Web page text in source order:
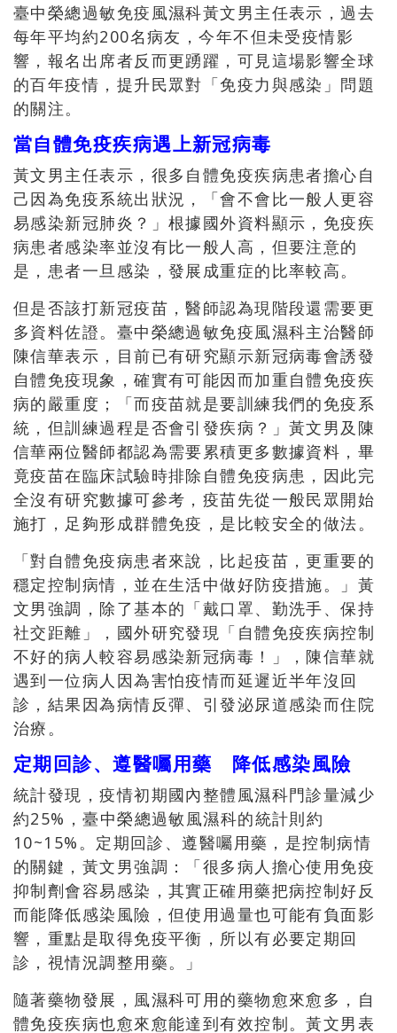
臺中榮總過敏免疫風濕科黃文男主任表示，過去
每年平均約200名病友，今年不但未受疫情影
響，報名出席者反而更踴躍，可見這場影響全球
的百年疫情，提升民眾對「免疫力與感染」問題
的關注。
當自體免疫疾病遇上新冠病毒
黃文男主任表示，很多自體免疫疾病患者擔心自
己因為免疫系統出狀況，「會不會比一般人更容
易感染新冠肺炎？」根據國外資料顯示，免疫疾
病患者感染率並沒有比一般人高，但要注意的
是，患者一旦感染，發展成重症的比率較高。
但是否該打新冠疫苗，醫師認為現階段還需要更
多資料佐證。臺中榮總過敏免疫風濕科主治醫師
陳信華表示，目前已有研究顯示新冠病毒會誘發
自體免疫現象，確實有可能因而加重自體免疫疾
病的嚴重度；「而疫苗就是要訓練我們的免疫系
統，但訓練過程是否會引發疾病？」黃文男及陳
信華兩位醫師都認為需要累積更多數據資料，畢
竟疫苗在臨床試驗時排除自體免疫病患，因此完
全沒有研究數據可參考，疫苗先從一般民眾開始
施打，足夠形成群體免疫，是比較安全的做法。
「對自體免疫病患者來說，比起疫苗，更重要的
穩定控制病情，並在生活中做好防疫措施。」黃
文男強調，除了基本的「戴口罩、勤洗手、保持
社交距離」，國外研究發現「自體免疫疾病控制
不好的病人較容易感染新冠病毒！」，陳信華就
遇到一位病人因為害怕疫情而延遲近半年沒回
診，結果因為病情反彈、引發泌尿道感染而住院
治療。
定期回診、遵醫囑用藥 降低感染風險
統計發現，疫情初期國內整體風濕科門診量減少
約25%，臺中榮總過敏風濕科的統計則約
10~15%。定期回診、遵醫囑用藥，是控制病情
的關鍵，黃文男強調：「很多病人擔心使用免疫
抑制劑會容易感染，其實正確用藥把病控制好反
而能降低感染風險，但使用過量也可能有負面影
響，重點是取得免疫平衡，所以有必要定期回
診，視情況調整用藥。」
隨著藥物發展，風濕科可用的藥物愈來愈多，自
體免疫疾病也愈來愈能達到有效控制。黃文男表